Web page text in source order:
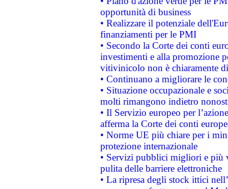
opportunità di business
• Realizzare il potenziale
finanziamenti per le PMI
• Secondo la Corte dei conti
investimenti e alla promozione
vitivinicolo non è chiaramente
• Continuano a migliorare le
• Situazione occupazionale e
molti rimangono indietro
• Il Servizio europeo per
afferma la Corte dei conti
• Norme UE più chiare per i
protezione internazionale
• Servizi pubblici migliori e più
pulita delle barriere elettroniche
• La ripresa degli stock ittici